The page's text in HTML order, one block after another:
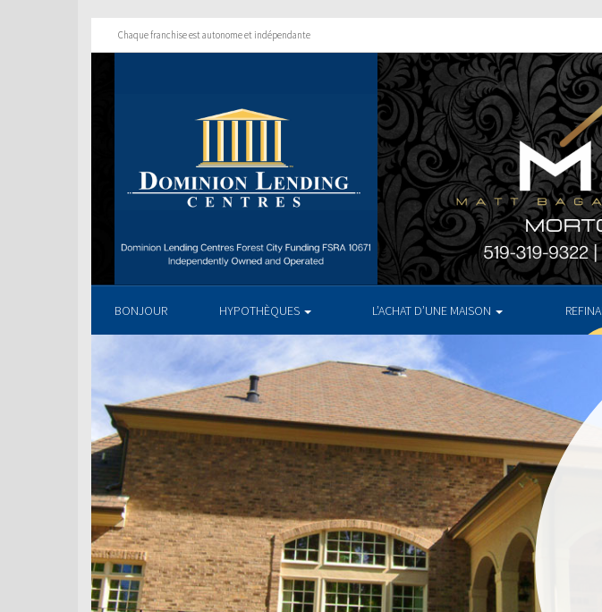
Chaque franchise est autonome et indépendante
BONJOUR HYPOTHÈQUES L’ACHAT D’UNE MAISON